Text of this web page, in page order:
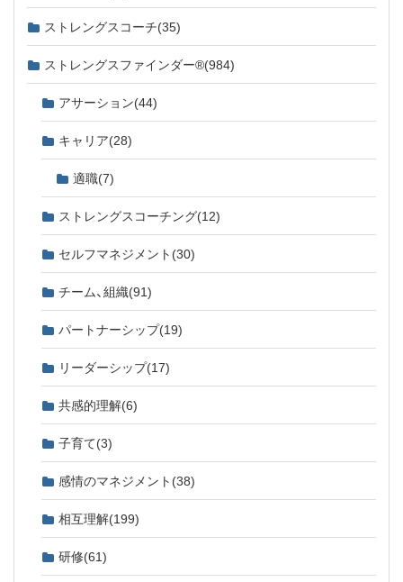
ストレングスコーチ(35)
ストレングスファインダー®(984)
アサーション(44)
キャリア(28)
適職(7)
ストレングスコーチング(12)
セルフマネジメント (30)
チーム、組織(91)
パートナーシップ(19)
リーダーシップ(17)
共感的理解(6)
子育て(3)
感情のマネジメント (38)
相互理解(199)
研修(61)